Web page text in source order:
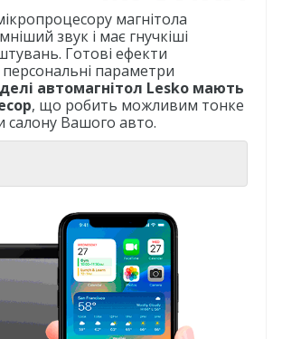
магнітола
звук і має гнучкіші
Готові ефекти
параметри
автомагнітол Lesko мають
, що робить можливим тонке
салону Вашого авто.